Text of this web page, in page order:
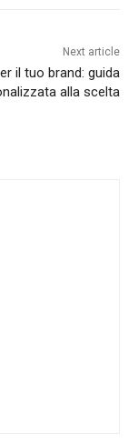
Next article
il tuo brand: guida
alla scelta